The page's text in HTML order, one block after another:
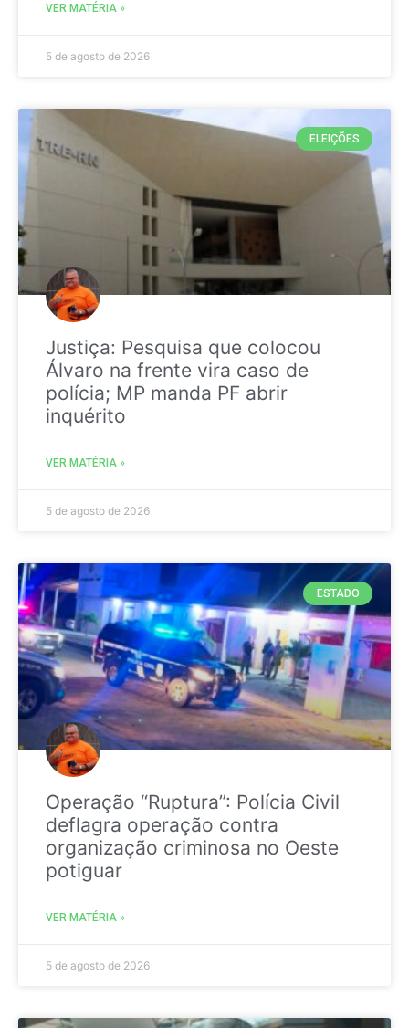
VER MATÉRIA »
5 de agosto de 2026
ELEIÇÕES
Justiça: Pesquisa que colocou
Álvaro na frente vira caso de
polícia; MP manda PF abrir
inquérito
VER MATÉRIA »
5 de agosto de 2026
ESTADO
Operação “Ruptura”: Polícia Civil
deflagra operação contra
organização criminosa no Oeste
potiguar
VER MATÉRIA »
5 de agosto de 2026